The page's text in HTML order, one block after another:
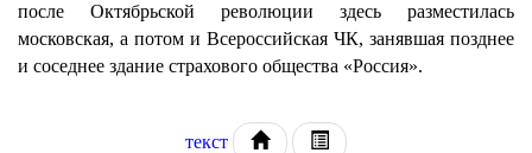
после Октябрьской революции здесь разместилась
московская, а потом и Всероссийская ЧК, занявшая позднее
и соседнее здание страхового общества «Россия».
текст